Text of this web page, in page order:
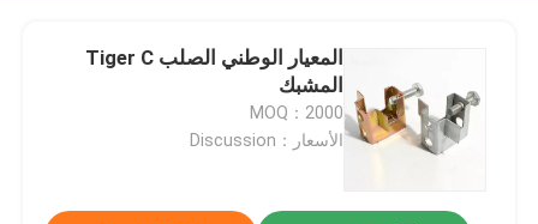
المعيار الوطني الصلب Tiger C
المشبك
MOQ：2000
الأسعار：Discussion